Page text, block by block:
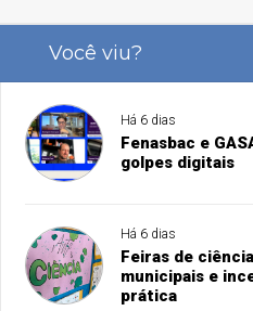
Você viu?
Há 6 dias
Fenasbac e
golpes digitais
Há 6 dias
Feiras de
municipais e
prática